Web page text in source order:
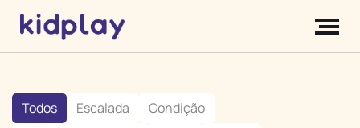
Todos Escalada
Condição